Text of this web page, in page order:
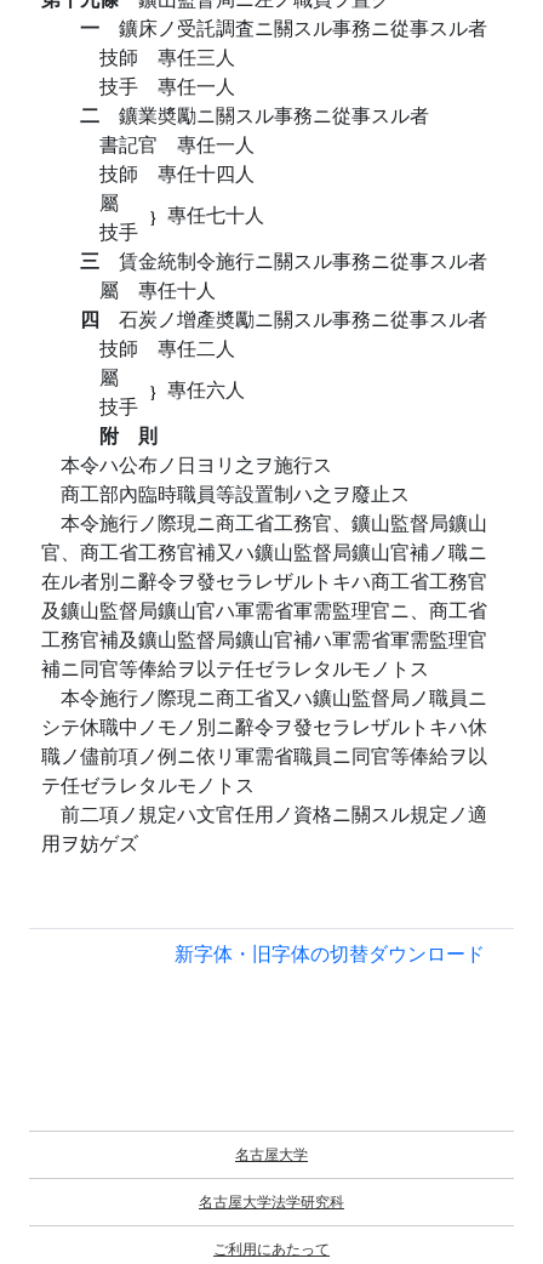
一 鑛床ノ受託調査ニ關スル事務ニ從事スル者
技師 專任三人
技手 專任一人
二 鑛業奬勵ニ關スル事務ニ從事スル者
書記官 專任一人
技師 專任十四人
屬
技手
專任七十人
三 賃金統制令施行ニ關スル事務ニ從事スル者
屬 專任十人
四 石炭ノ增產奬勵ニ關スル事務ニ從事スル者
技師 專任二人
屬
技手
專任六人
附 則
本令ハ公布ノ日ヨリ之ヲ施行ス
商工部內臨時職員等設置制ハ之ヲ廢止ス
本令施行ノ際現ニ商工省工務官、鑛山監督局鑛山
官、商工省工務官補又ハ鑛山監督局鑛山官補ノ職ニ
在ル者別ニ辭令ヲ發セラレザルトキハ商工省工務官
及鑛山監督局鑛山官ハ軍需省軍需監理官ニ、商工省
工務官補及鑛山監督局鑛山官補ハ軍需省軍需監理官
補ニ同官等俸給ヲ以テ任ゼラレタルモノトス
本令施行ノ際現ニ商工省又ハ鑛山監督局ノ職員ニ
シテ休職中ノモノ別ニ辭令ヲ發セラレザルトキハ休
職ノ儘前項ノ例ニ依リ軍需省職員ニ同官等俸給ヲ以
テ任ゼラレタルモノトス
前二項ノ規定ハ文官任用ノ資格ニ關スル規定ノ適
用ヲ妨ゲズ
新字体・旧字体の切替ダウンロード
名古屋大学
名古屋大学法学研究科
ご利用にあたって